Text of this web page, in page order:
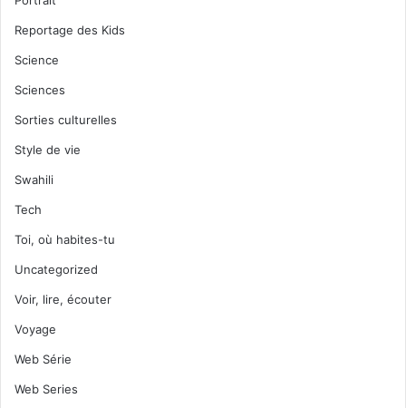
Reportage des Kids
Science
Sciences
Sorties culturelles
Style de vie
Swahili
Tech
Toi, où habites-tu
Uncategorized
Voir, lire, écouter
Voyage
Web Série
Web Series